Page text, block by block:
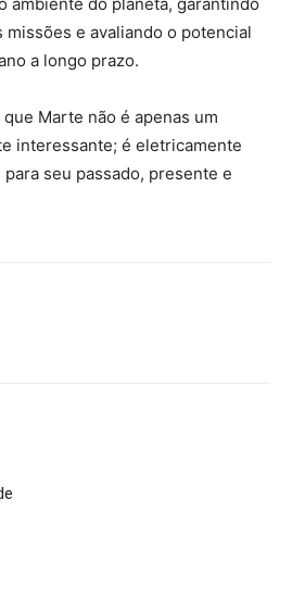
missões e avaliando o potencial
a longo prazo.
Marte não é apenas um
interessante; é eletricamente
seu passado, presente e